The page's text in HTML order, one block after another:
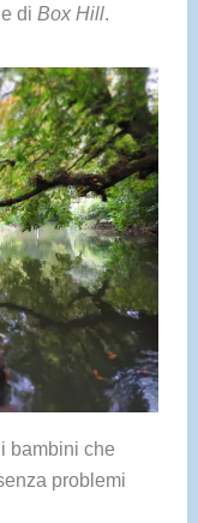
di Box Hill.
bambini che
problemi